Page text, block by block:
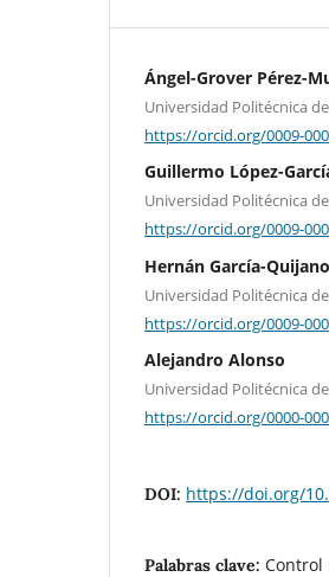
Ángel-Grover Pérez-
Universidad Politécnica
https://orcid.org/0009-
Guillermo López-
Universidad Politécnica
https://orcid.org/0009-
Hernán García-Quijano
Universidad Politécnica
https://orcid.org/0009-
Alejandro Alonso
Universidad Politécnica
https://orcid.org/0000-
DOI: https://doi.org/
Palabras clave: Control